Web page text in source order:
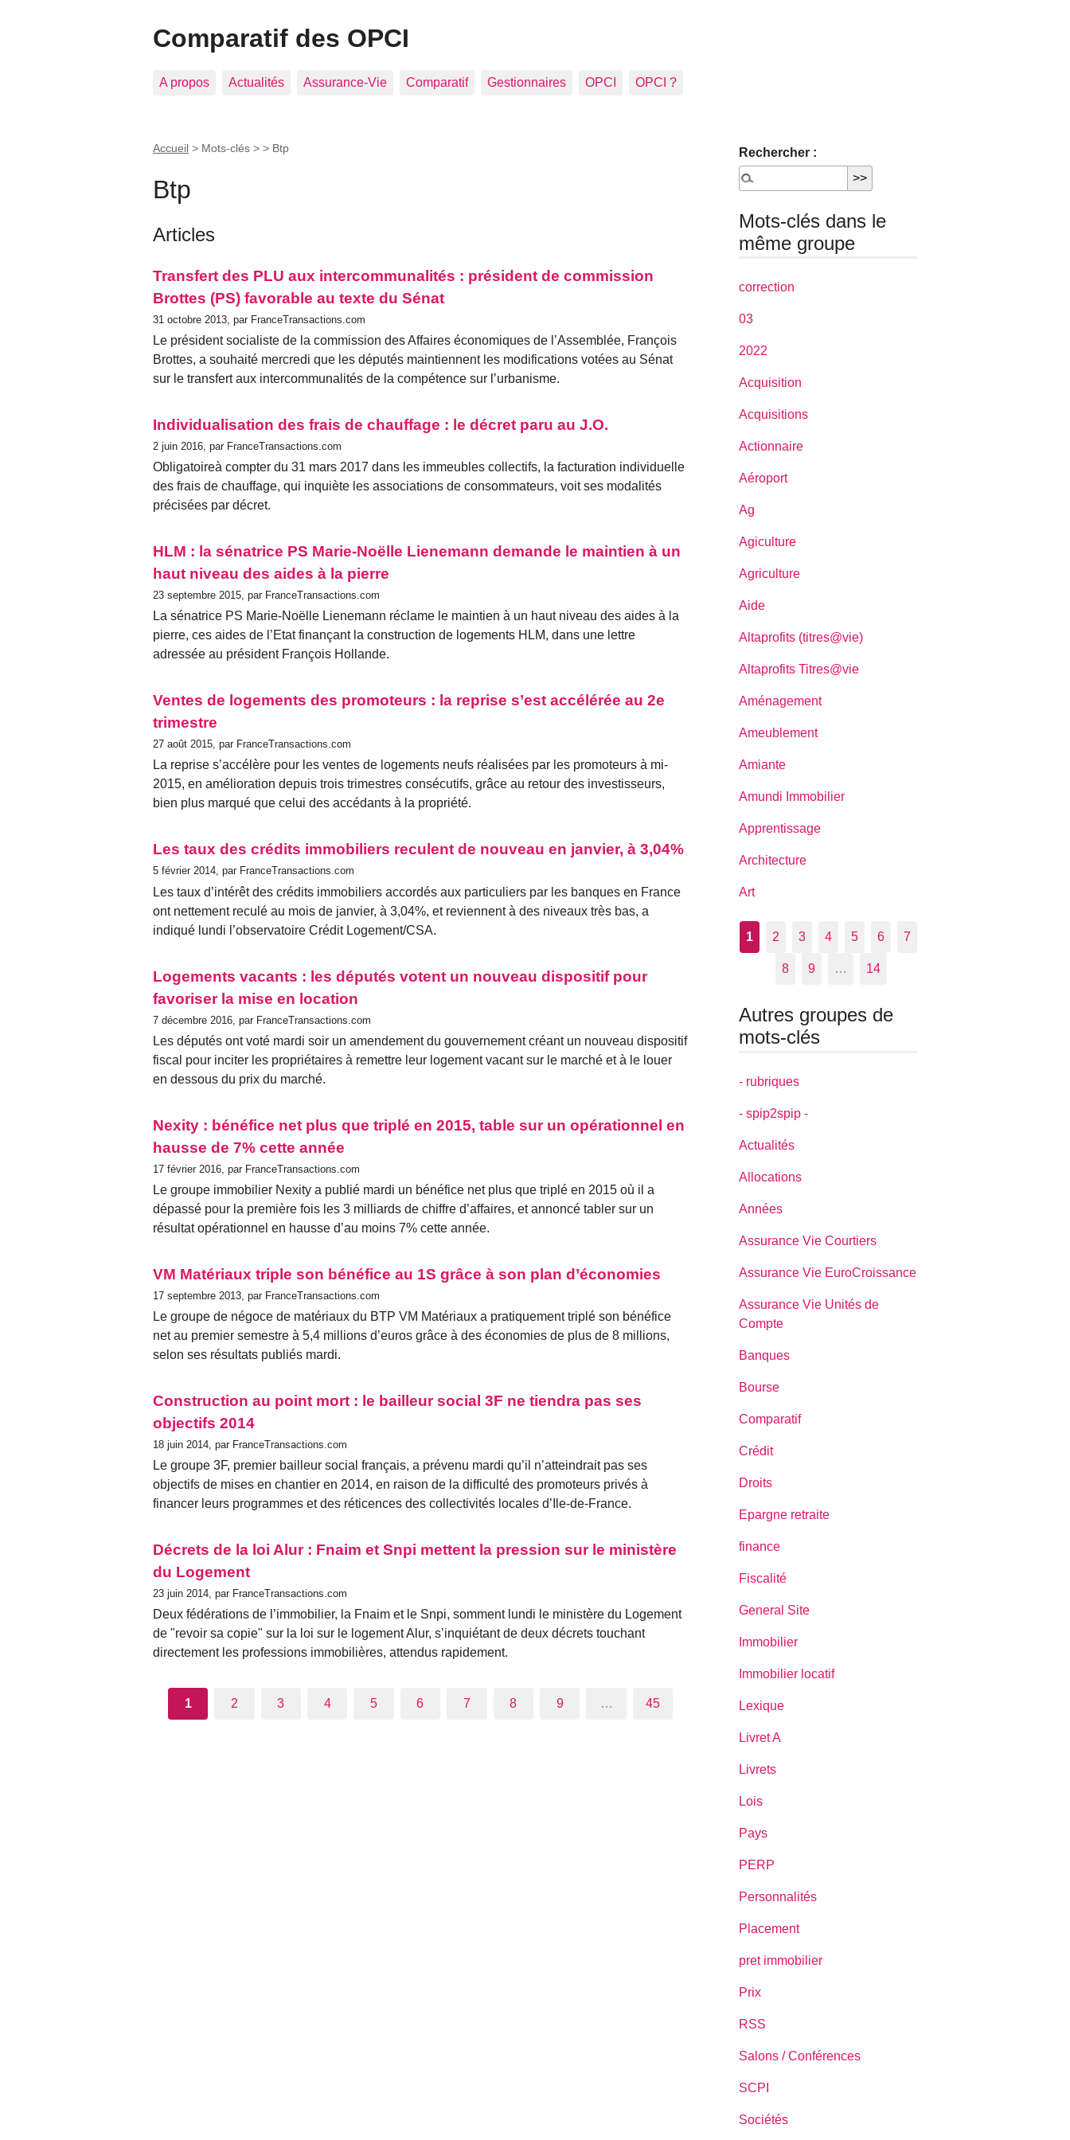
Comparatif des OPCI
A propos Actualités Assurance-Vie Comparatif Gestionnaires OPCI OPCI ?
Accueil > Mots-clés > > Btp
Btp
Articles
Transfert des PLU aux intercommunalités : président de commission
Brottes (PS) favorable au texte du Sénat
31 octobre 2013, par FranceTransactions.com
Le président socialiste de la commission des Affaires économiques de l’Assemblée, François
Brottes, a souhaité mercredi que les députés maintiennent les modifications votées au Sénat
sur le transfert aux intercommunalités de la compétence sur l’urbanisme.
Individualisation des frais de chauffage : le décret paru au J.O.
2 juin 2016, par FranceTransactions.com
Obligatoireà compter du 31 mars 2017 dans les immeubles collectifs, la facturation individuelle
des frais de chauffage, qui inquiète les associations de consommateurs, voit ses modalités
précisées par décret.
HLM : la sénatrice PS Marie-Noëlle Lienemann demande le maintien à un
haut niveau des aides à la pierre
23 septembre 2015, par FranceTransactions.com
La sénatrice PS Marie-Noëlle Lienemann réclame le maintien à un haut niveau des aides à la
pierre, ces aides de l’Etat finançant la construction de logements HLM, dans une lettre
adressée au président François Hollande.
Ventes de logements des promoteurs : la reprise s’est accélérée au 2e
trimestre
27 août 2015, par FranceTransactions.com
La reprise s’accélère pour les ventes de logements neufs réalisées par les promoteurs à mi-
2015, en amélioration depuis trois trimestres consécutifs, grâce au retour des investisseurs,
bien plus marqué que celui des accédants à la propriété.
Les taux des crédits immobiliers reculent de nouveau en janvier, à 3,04%
5 février 2014, par FranceTransactions.com
Les taux d’intérêt des crédits immobiliers accordés aux particuliers par les banques en France
ont nettement reculé au mois de janvier, à 3,04%, et reviennent à des niveaux très bas, a
indiqué lundi l’observatoire Crédit Logement/CSA.
Logements vacants : les députés votent un nouveau dispositif pour
favoriser la mise en location
7 décembre 2016, par FranceTransactions.com
Les députés ont voté mardi soir un amendement du gouvernement créant un nouveau dispositif
fiscal pour inciter les propriétaires à remettre leur logement vacant sur le marché et à le louer
en dessous du prix du marché.
Nexity : bénéfice net plus que triplé en 2015, table sur un opérationnel en
hausse de 7% cette année
17 février 2016, par FranceTransactions.com
Le groupe immobilier Nexity a publié mardi un bénéfice net plus que triplé en 2015 où il a
dépassé pour la première fois les 3 milliards de chiffre d’affaires, et annoncé tabler sur un
résultat opérationnel en hausse d’au moins 7% cette année.
VM Matériaux triple son bénéfice au 1S grâce à son plan d’économies
17 septembre 2013, par FranceTransactions.com
Le groupe de négoce de matériaux du BTP VM Matériaux a pratiquement triplé son bénéfice
net au premier semestre à 5,4 millions d’euros grâce à des économies de plus de 8 millions,
selon ses résultats publiés mardi.
Construction au point mort : le bailleur social 3F ne tiendra pas ses
objectifs 2014
18 juin 2014, par FranceTransactions.com
Le groupe 3F, premier bailleur social français, a prévenu mardi qu’il n’atteindrait pas ses
objectifs de mises en chantier en 2014, en raison de la difficulté des promoteurs privés à
financer leurs programmes et des réticences des collectivités locales d’Ile-de-France.
Décrets de la loi Alur : Fnaim et Snpi mettent la pression sur le ministère
du Logement
23 juin 2014, par FranceTransactions.com
Deux fédérations de l’immobilier, la Fnaim et le Snpi, somment lundi le ministère du Logement
de "revoir sa copie" sur la loi sur le logement Alur, s’inquiétant de deux décrets touchant
directement les professions immobilières, attendus rapidement.
1 2 3 4 5 6 7 8 9 … 45
Rechercher :
Mots-clés dans le
même groupe
correction
03
2022
Acquisition
Acquisitions
Actionnaire
Aéroport
Ag
Agiculture
Agriculture
Aide
Altaprofits (titres@vie)
Altaprofits Titres@vie
Aménagement
Ameublement
Amiante
Amundi Immobilier
Apprentissage
Architecture
Art
1 2 3 4 5 6 7
8 9 … 14
Autres groupes de
mots-clés
- rubriques
- spip2spip -
Actualités
Allocations
Années
Assurance Vie Courtiers
Assurance Vie EuroCroissance
Assurance Vie Unités de
Compte
Banques
Bourse
Comparatif
Crédit
Droits
Epargne retraite
finance
Fiscalité
General Site
Immobilier
Immobilier locatif
Lexique
Livret A
Livrets
Lois
Pays
PERP
Personnalités
Placement
pret immobilier
Prix
RSS
Salons / Conférences
SCPI
Sociétés